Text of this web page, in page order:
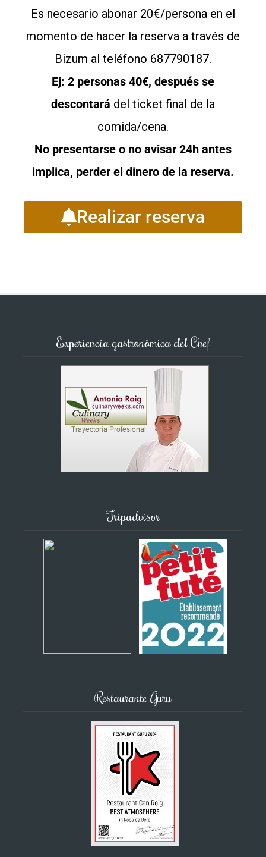
Es necesario abonar 20€/persona en el
momento de hacer la reserva a través de
Bizum al teléfono 687790187.
Ej: 2 personas 40€, después se
descontará del ticket final de la
comida/cena.
No presentarse o no avisar 24h antes
implica, perder el dinero de la reserva.
Realizar reserva
Experiencia gastronómica del Chef
Tripadvisor
Restaurante Guru